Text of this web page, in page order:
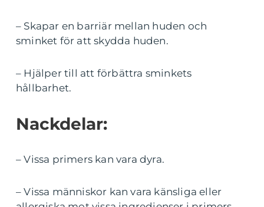
– Skapar en barriär mellan huden och
sminket för att skydda huden.
– Hjälper till att förbättra sminkets
hållbarhet.
Nackdelar:
– Vissa primers kan vara dyra.
– Vissa människor kan vara känsliga eller